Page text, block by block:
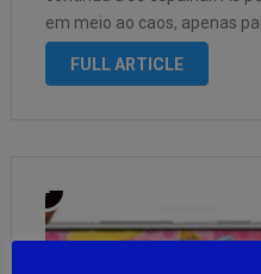
em meio ao caos, apenas
transformadas em um
FULL ARTICLE